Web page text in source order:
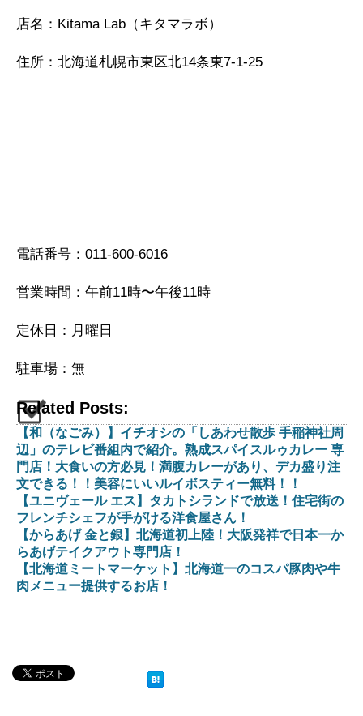
店名：Kitama Lab（キタマラボ）
住所：北海道札幌市東区北14条東7-1-25
電話番号：011-600-6016
営業時間：午前11時〜午後11時
定休日：月曜日
駐車場：無
Related Posts:
【和（なごみ）】イチオシの「しあわせ散歩 手稲神社周
辺」のテレビ番組内で紹介。熟成スパイスルゥカレー 専
門店！大食いの方必見！満腹カレーがあり、デカ盛り注
文できる！！美容にいいルイボスティー無料！！
【ユニヴェール エス】タカトシランドで放送！住宅街の
フレンチシェフが手がける洋食屋さん！
【からあげ 金と銀】北海道初上陸！大阪発祥で日本一か
らあげテイクアウト専門店！
【北海道ミートマーケット】北海道一のコスパ豚肉や牛
肉メニュー提供するお店！